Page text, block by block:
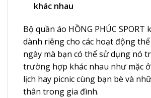
khác nhau
Bộ quần áo HỒNG PHÚC SPORT
dành riêng cho các hoạt động
ngày mà bạn có thể sử dụng nó
trường hợp khác nhau như mặc
lịch hay picnic cùng bạn bè và
thân trong gia đình.